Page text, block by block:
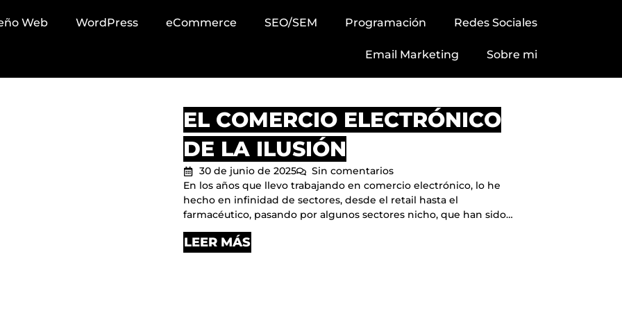
Web WordPress eCommerce SEO/SEM Programación Redes Sociales
Email Marketing Sobre mi
EL COMERCIO ELECTRÓNICO
DE LA ILUSIÓN
30 de junio de 2025
Sin comentarios
En los años que llevo trabajando en comercio electrónico, lo he
hecho en infinidad de sectores, desde el retail hasta el
farmacéutico, pasando por algunos sectores nicho, que han sido…
LEER MÁS